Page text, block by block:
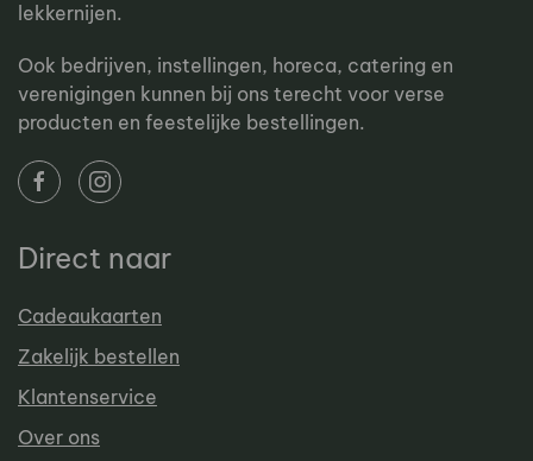
lekkernijen.
Ook bedrijven, instellingen, horeca, catering en
verenigingen kunnen bij ons terecht voor verse
producten en feestelijke bestellingen.
Direct naar
Cadeaukaarten
Zakelijk bestellen
Klantenservice
Over ons